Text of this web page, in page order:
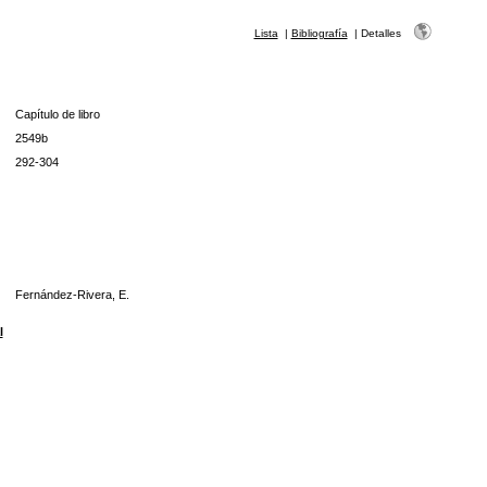
Lista | Bibliografía | Detalles
Capítulo de libro
2549b
292-304
Fernández-Rivera, E.